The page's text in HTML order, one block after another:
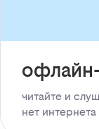
читайте и
нет интернета